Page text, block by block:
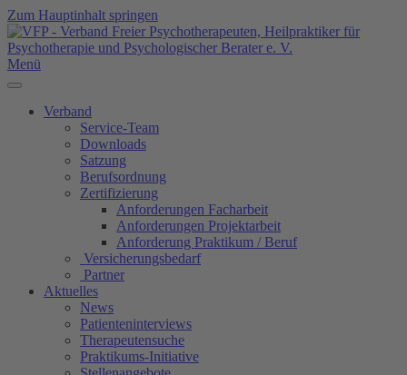
Zum Hauptinhalt springen
Menü
Verband
Service-Team
Downloads
Satzung
Berufsordnung
Zertifizierung
Anforderungen Facharbeit
Anforderungen Projektarbeit
Anforderung Praktikum / Beruf
Versicherungsbedarf
Partner
Aktuelles
News
Patienteninterviews
Therapeutensuche
Praktikums-Initiative